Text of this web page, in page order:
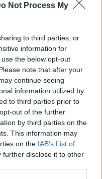
Not Process My
to third parties, or
information for
the below opt-out
note that after your
continue seeing
information utilized by
to third parties prior to
out of the further
by third parties on the
This information may
on the IAB’s List of
further disclose it to other